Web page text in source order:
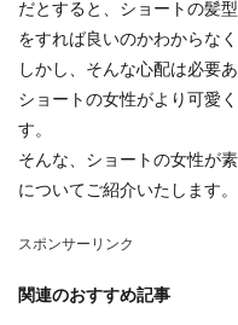
だとすると、ショートの髪
をすれば良いのかわからな
しかし、そんな心配は必要あ
ショートの女性がより可愛
す。
そんな、ショートの女性が
についてご紹介いたします。
スポンサーリンク
関連のおすすめ記事